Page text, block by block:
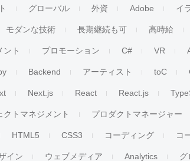
グローバル 外資 Adobe イ
モダンな技術 長期継続も可 高時給
ント プロモーション C# VR
Backend アーティスト toC
Next.js React React.js
クトマネジメント プロダクトマネージャー
HTML5 CSS3 コーディング コ
イン ウェブメディア Analytics グ